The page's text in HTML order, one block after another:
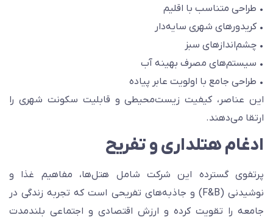
طراحی متناسب با اقلیم
کریدورهای شهری سایه‌دار
چشم‌اندازهای سبز
سیستم‌های مصرف بهینه آب
طراحی جامع با اولویت عابر پیاده
عناصر، کیفیت زیست‌محیطی و قابلیت سکونت شهری را
می‌دهند.
هتلداری و تفریح
گسترده این شرکت شامل هتل‌ها، مفاهیم غذا و
نوشیدنی (F&B) و جاذبه‌های تفریحی است که تجربه زندگی در
را تقویت کرده و ارزش اقتصادی و اجتماعی بلندمدت